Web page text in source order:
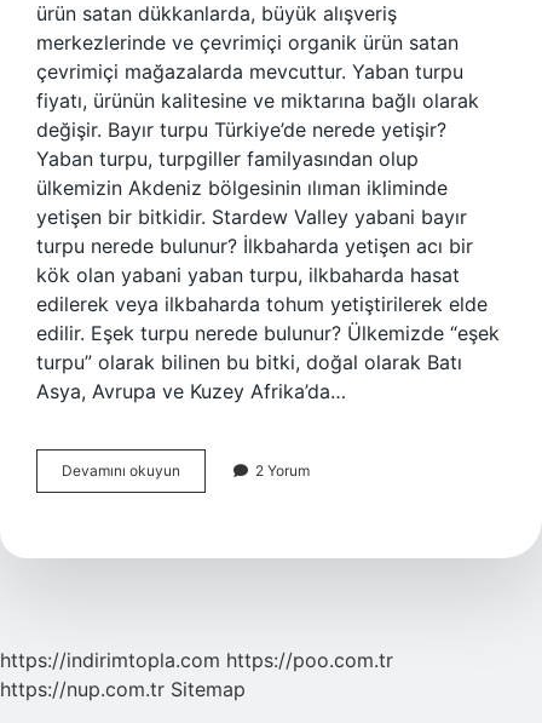
ürün satan dükkanlarda, büyük alışveriş
merkezlerinde ve çevrimiçi organik ürün satan
çevrimiçi mağazalarda mevcuttur. Yaban turpu
fiyatı, ürünün kalitesine ve miktarına bağlı olarak
değişir. Bayır turpu Türkiye’de nerede yetişir?
Yaban turpu, turpgiller familyasından olup
ülkemizin Akdeniz bölgesinin ılıman ikliminde
yetişen bir bitkidir. Stardew Valley yabani bayır
turpu nerede bulunur? İlkbaharda yetişen acı bir
kök olan yabani yaban turpu, ilkbaharda hasat
edilerek veya ilkbaharda tohum yetiştirilerek elde
edilir. Eşek turpu nerede bulunur? Ülkemizde “eşek
turpu” olarak bilinen bu bitki, doğal olarak Batı
Asya, Avrupa ve Kuzey Afrika’da…
Devamını okuyun
Turpu
2 Yorum
https://indirimtopla.com https://poo.com.tr
https://nup.com.tr Sitemap